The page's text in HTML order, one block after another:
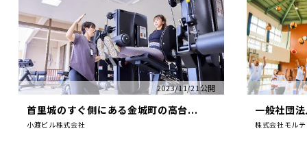
2023/11/21公開
首里城のすぐ側にある金城町の高台...
小渡ビル株式会社
一般社団
株式会社モル